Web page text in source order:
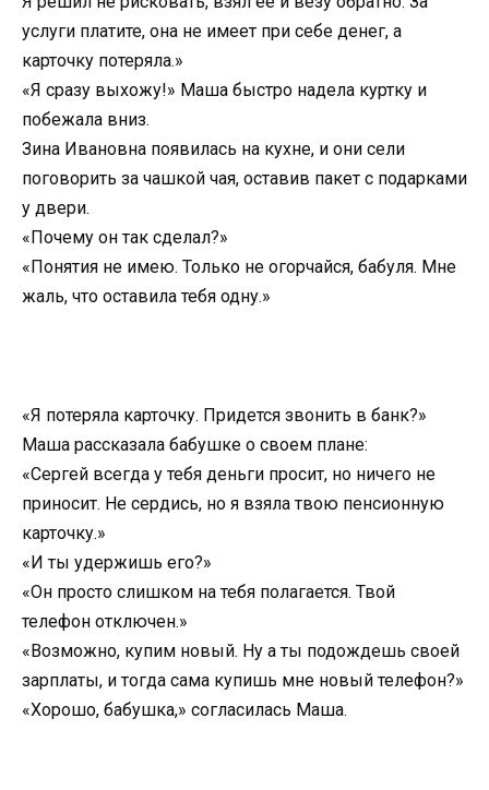
услуги платите, она не имеет при себе денег, а
карточку потеряла.»
«Я сразу выхожу!» Маша быстро надела куртку и
побежала вниз.
Зина Ивановна появилась на кухне, и они сели
поговорить за чашкой чая, оставив пакет с подарками
у двери.
«Почему он так сделал?»
«Понятия не имею. Только не огорчайся, бабуля. Мне
жаль, что оставила тебя одну.»
«Я потеряла карточку. Придется звонить в банк?»
Маша рассказала бабушке о своем плане:
«Сергей всегда у тебя деньги просит, но ничего не
приносит. Не сердись, но я взяла твою пенсионную
карточку.»
«И ты удержишь его?»
«Он просто слишком на тебя полагается. Твой
телефон отключен.»
«Возможно, купим новый. Ну а ты подождешь своей
зарплаты, и тогда сама купишь мне новый телефон?»
«Хорошо, бабушка,» согласилась Маша.